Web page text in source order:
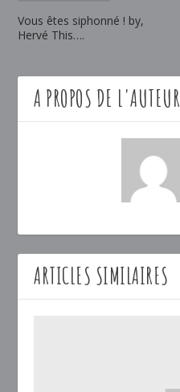
Vous êtes siphonné ! by,
Hervé This….
A PROPOS DE L'AUTEUR
ARTICLES SIMILAIRES